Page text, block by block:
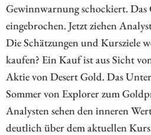
Gewinnwarnung schockiert.
eingebrochen. Jetzt ziehen
Die Schätzungen und Kursziele
kaufen? Ein Kauf ist aus Sicht
Aktie von Desert Gold. Das
Sommer von Explorer zum
Analysten sehen den inneren
deutlich über dem aktuellen